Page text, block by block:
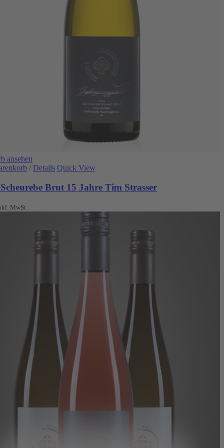
ansehen
/ Details Quick View
Brut 15 Jahre Tim Strasser
MwSt.